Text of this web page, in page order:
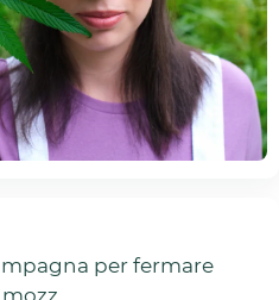
per fermare